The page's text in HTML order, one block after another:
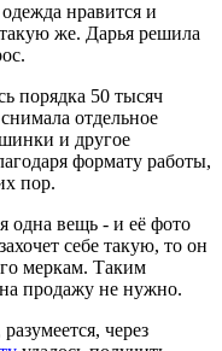
нравится и
же. Дарья решила
порядка 50 тысяч
отдельное
и другое
формату работы,
пор.
одна вещь - и её фото
себе такую, то он
меркам. Таким
продажу не нужно.
через